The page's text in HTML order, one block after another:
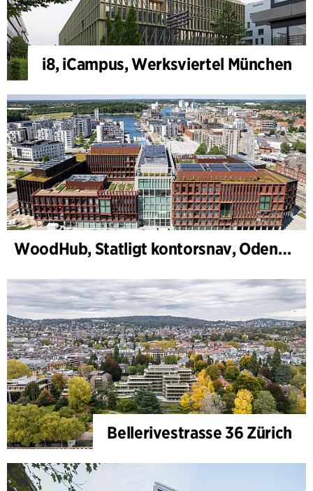
i8, iCampus, Werksviertel München
WoodHub, Statligt kontorsnav, Odense
Bellerivestrasse 36 Zürich